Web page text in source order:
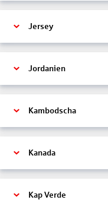
Jersey
Jordanien
Kambodscha
Kanada
Kap Verde